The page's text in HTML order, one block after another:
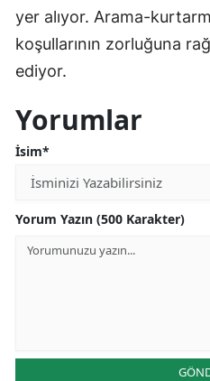
yer alıyor. Arama-
koşullarının zorluğuna
ediyor.
Yorumlar
İsim*
Yorum Yazın (500 Karakter)